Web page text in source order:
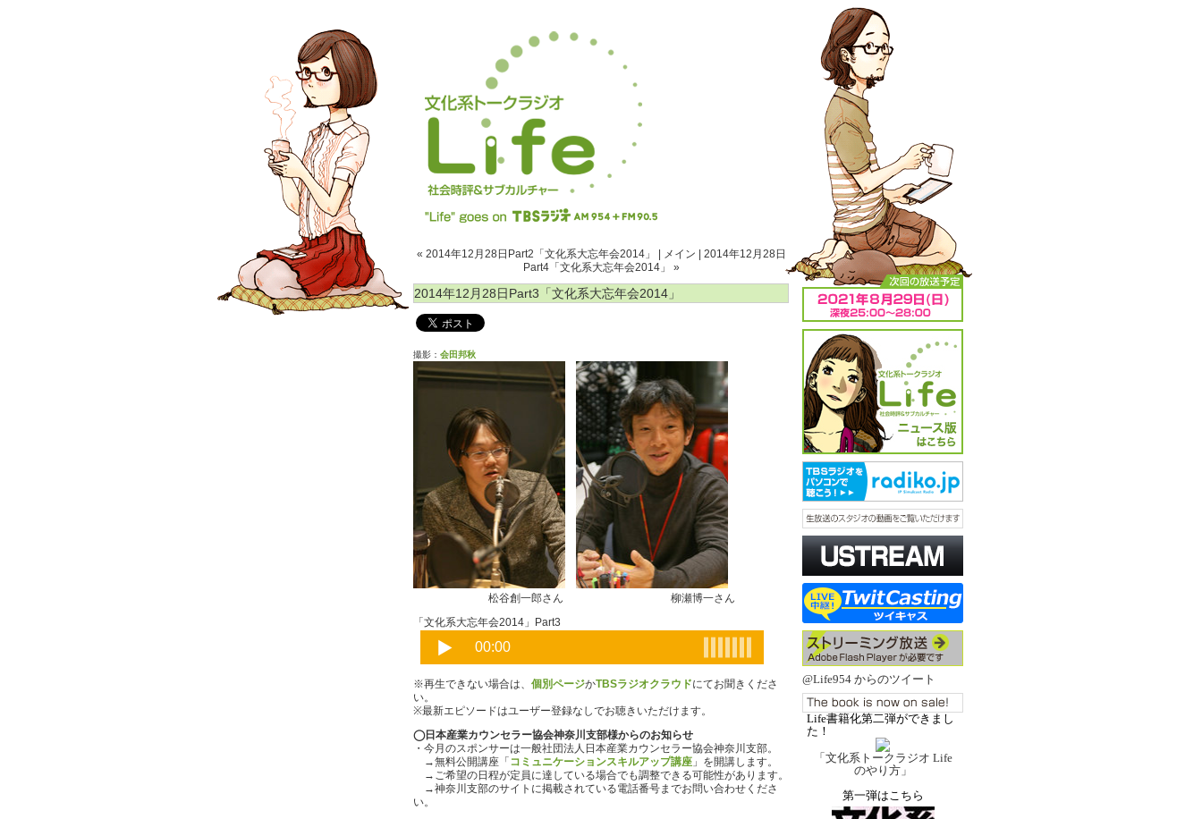
@Life954 からのツイート
Life書籍化第二弾ができまし
た！
「文化系トークラジオ Life
のやり方」
第一弾はこちら
« 2014年12月28日Part2「文化系大忘年会2014」 メイン
2014年12月28日
Part4「文化系大忘年会2014」 »
2014年12月28日Part3「文化系大忘年会2014」
撮影： 会田邦秋
松谷創一郎さん 柳瀬博一さん
「文化系大忘年会2014」Part3
※再生できない場合は、 個別ページかTBSラジオクラウドにてお聞きくださ
い。
※最新エピソードはユーザー登録なしでお聴きいただけます。
◯日本産業カウンセラー協会神奈川支部様からのお知らせ
・今月のスポンサーは一般社団法人日本産業カウンセラー協会神奈川支部。
→無料公開講座「 コミュニケーションスキルアップ講座 」を開講します。
→ご希望の日程が定員に達している場合でも調整できる可能性があります。
→神奈川支部のサイトに掲載されている電話番号までお問い合わせくださ
い。